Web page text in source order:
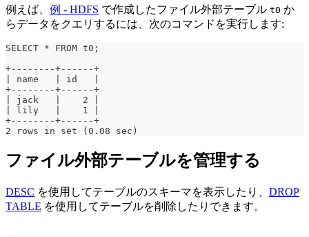
例えば、 例 - HDFS で作成したファイル外部テーブル t0 か
らデータをクエリするには、次のコマンドを実行します:
SELECT * FROM t0;
+--------+------+
| name   | id   |
+--------+------+
| jack   |    2 |
| lily   |    1 |
+--------+------+
2 rows in set (0.08 sec)
ファイル外部テーブルを管理する
DESC を使用してテーブルのスキーマを表示したり、 DROP
TABLE を使用してテーブルを削除したりできます。